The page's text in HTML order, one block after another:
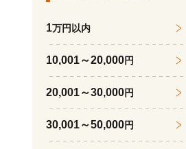
1万円以内
10,001～20,000円
20,001～30,000円
30,001～50,000円